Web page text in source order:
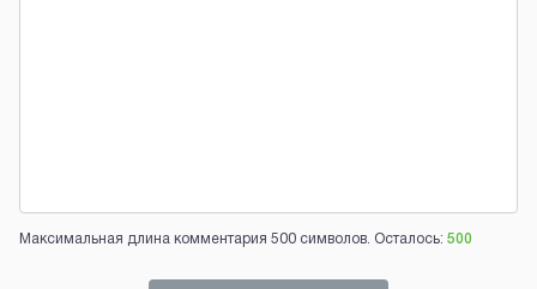
Максимальная длина комментария 500 символов. Осталось: 500